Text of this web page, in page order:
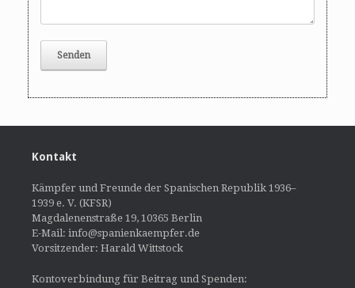
Kontakt
Kämpfer und Freunde der Spanischen Republik 1936–
1939 e. V. (KFSR)
Magdalenenstraße 19, 10365 Berlin
E-Mail: info@spanienkaempfer.de
Vorsitzender: Harald Wittstock
Kontoverbindung für Beitrag und Spenden: